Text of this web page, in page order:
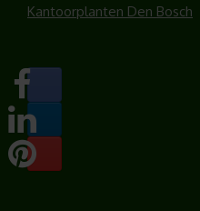
Kantoorplanten Den Bosch